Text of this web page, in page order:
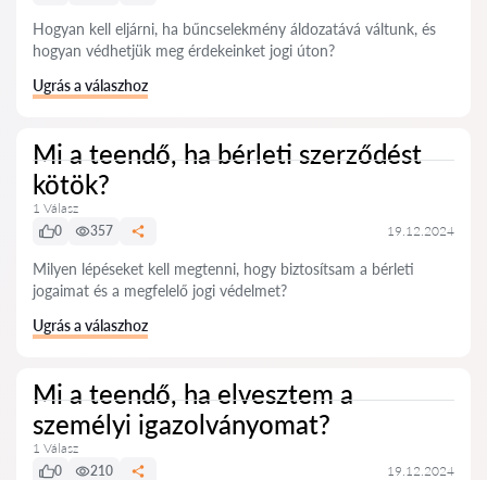
Hogyan kell eljárni, ha bűncselekmény áldozatává váltunk, és
hogyan védhetjük meg érdekeinket jogi úton?
Ugrás a válaszhoz
Mi a teendő, ha bérleti szerződést
kötök?
1 Válasz
0
357 19.12.2024
Milyen lépéseket kell megtenni, hogy biztosítsam a bérleti
jogaimat és a megfelelő jogi védelmet?
Ugrás a válaszhoz
Mi a teendő, ha elvesztem a
személyi igazolványomat?
1 Válasz
0
210 19.12.2024